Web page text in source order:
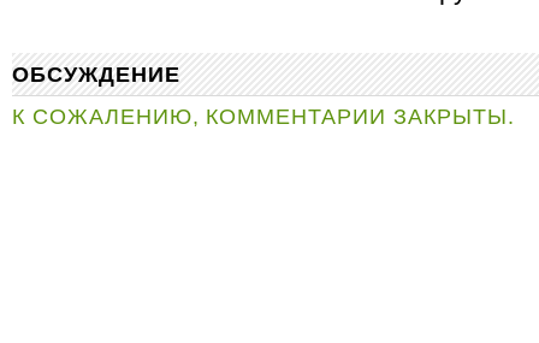
ОБСУЖДЕНИЕ
К СОЖАЛЕНИЮ, КОММЕНТАРИИ ЗАКРЫТЫ.